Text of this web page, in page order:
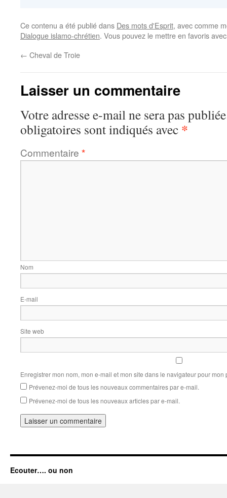
Ce contenu a été publié dans Des mots d'Esprit, avec comme
Dialogue islamo-chrétien. Vous pouvez le mettre en favoris
← Cheval de Troie
Laisser un commentaire
Votre adresse e-mail ne sera pas
obligatoires sont indiqués avec *
Commentaire *
Nom
E-mail
Site web
Enregistrer mon nom, mon e-mail et mon site dans le navigateur pour
Prévenez-moi de tous les nouveaux commentaires par e-mail.
Prévenez-moi de tous les nouveaux articles par e-mail.
Ecouter…. ou non